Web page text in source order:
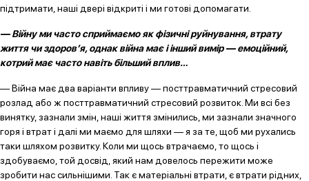
підтримати, наші двері відкриті і ми готові допомагати.
— Війну ми часто сприймаємо як фізичні руйнування, втрату
життя чи здоров’я, однак війна має і інший вимір — емоційний,
котрий має часто навіть більший вплив…
— Війна має два варіанти впливу — посттравматичний стресовий
розлад або ж посттравматичний стресовий розвиток. Ми всі без
винятку, зазнали змін, наші життя змінились, ми зазнали значного
горя і втрат і далі ми маємо для шляхи — я за те, щоб ми рухались
таки шляхом розвитку. Коли ми щось втрачаємо, то щось і
здобуваємо, той досвід, який нам довелось пережити може
зробити нас сильнішими. Так є матеріальні втрати, є втрати рідних,